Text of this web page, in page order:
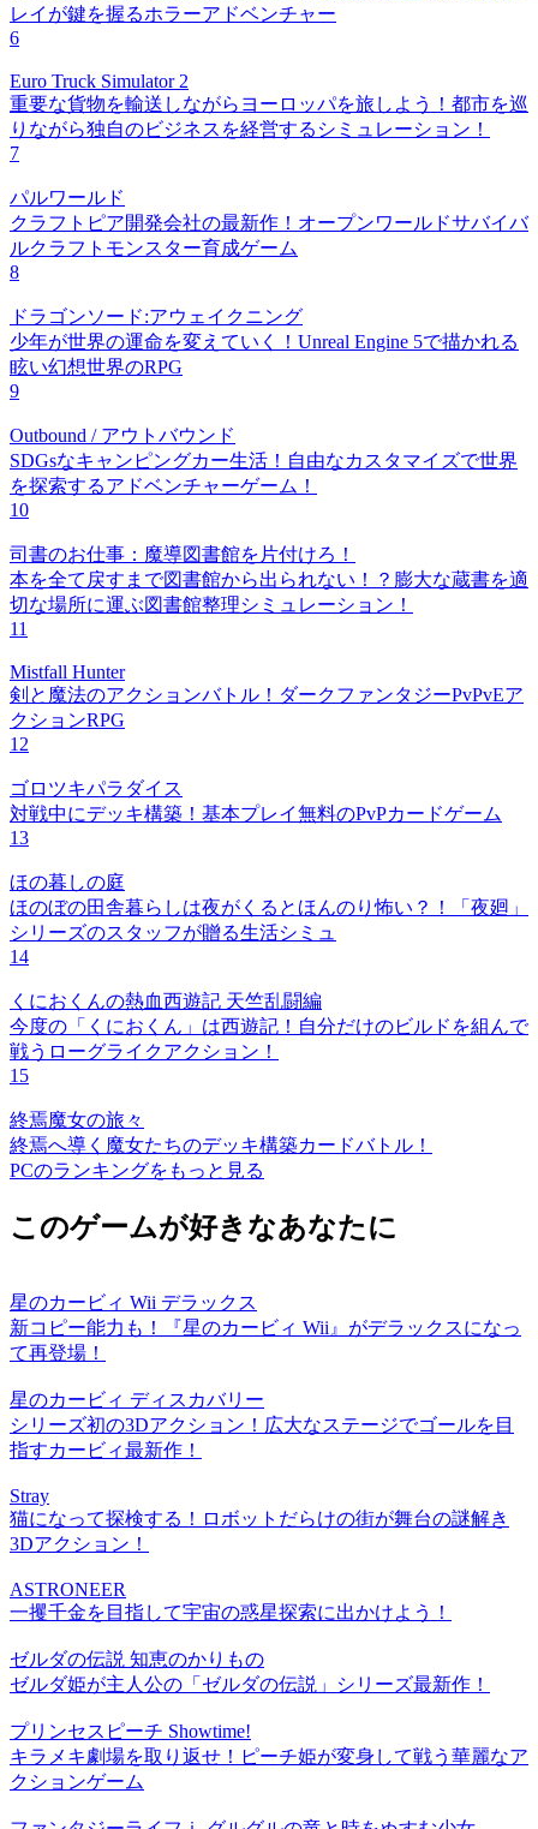
レイが鍵を握るホラーアドベンチャー
6
Euro Truck Simulator 2
重要な貨物を輸送しながらヨーロッパを旅しよう！都市を巡
りながら独自のビジネスを経営するシミュレーション！
7
パルワールド
クラフトピア開発会社の最新作！オープンワールドサバイバ
ルクラフトモンスター育成ゲーム
8
ドラゴンソード:アウェイクニング
少年が世界の運命を変えていく！Unreal Engine 5で描かれる
眩い幻想世界のRPG
9
Outbound / アウトバウンド
SDGsなキャンピングカー生活！自由なカスタマイズで世界
を探索するアドベンチャーゲーム！
10
司書のお仕事：魔導図書館を片付けろ！
本を全て戻すまで図書館から出られない！？膨大な蔵書を適
切な場所に運ぶ図書館整理シミュレーション！
11
Mistfall Hunter
剣と魔法のアクションバトル！ダークファンタジーPvPvEア
クションRPG
12
ゴロツキパラダイス
対戦中にデッキ構築！基本プレイ無料のPvPカードゲーム
13
ほの暮しの庭
ほのぼの田舎暮らしは夜がくるとほんのり怖い？！「夜廻」
シリーズのスタッフが贈る生活シミュ
14
くにおくんの熱血西遊記 天竺乱闘編
今度の「くにおくん」は西遊記！自分だけのビルドを組んで
戦うローグライクアクション！
15
終焉魔女の旅々
終焉へ導く魔女たちのデッキ構築カードバトル！
PCのランキングをもっと見る
このゲームが好きなあなたに
星のカービィ Wii デラックス
新コピー能力も！『星のカービィ Wii』がデラックスになっ
て再登場！
星のカービィ ディスカバリー
シリーズ初の3Dアクション！広大なステージでゴールを目
指すカービィ最新作！
Stray
猫になって探検する！ロボットだらけの街が舞台の謎解き
3Dアクション！
ASTRONEER
一攫千金を目指して宇宙の惑星探索に出かけよう！
ゼルダの伝説 知恵のかりもの
ゼルダ姫が主人公の「ゼルダの伝説」シリーズ最新作！
プリンセスピーチ Showtime!
キラメキ劇場を取り返せ！ピーチ姫が変身して戦う華麗なア
クションゲーム